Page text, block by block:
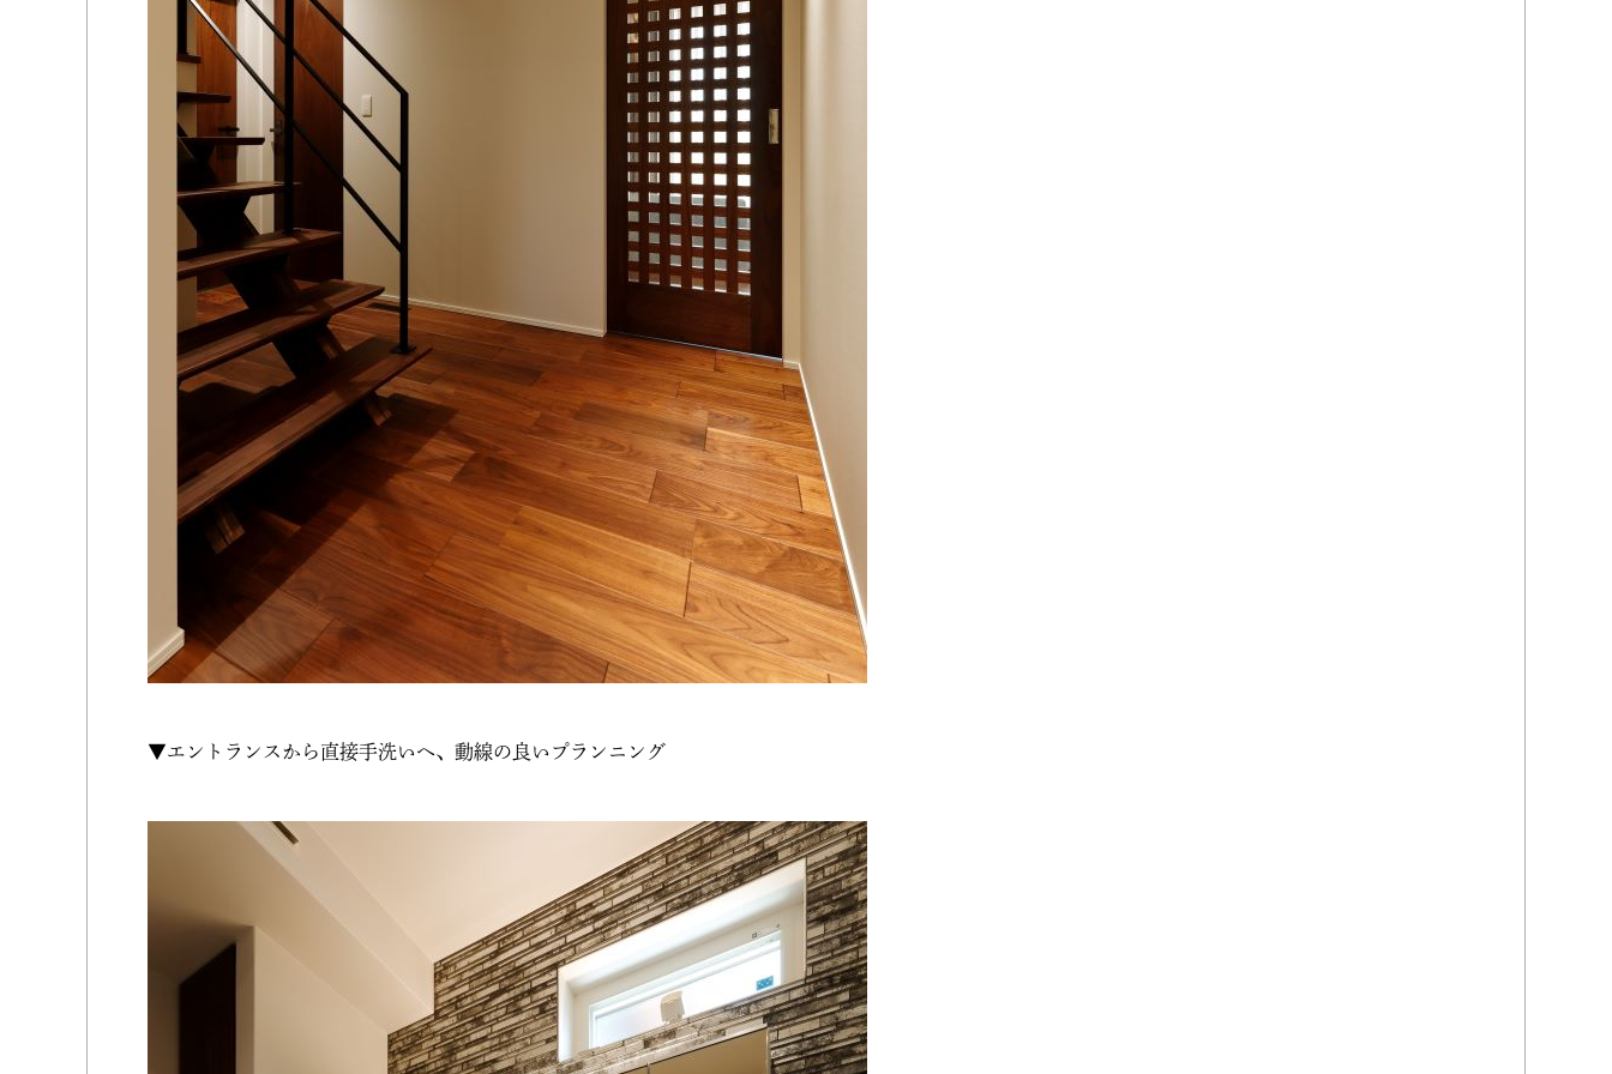
▼エントランスから直接手洗いへ、動線の良いプランニング